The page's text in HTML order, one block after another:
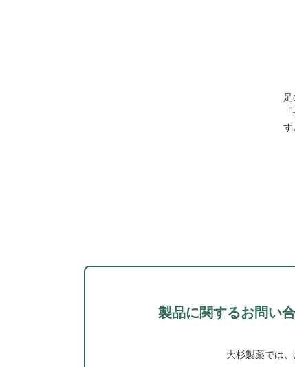
す
製品に関するお問い
大杉製薬では